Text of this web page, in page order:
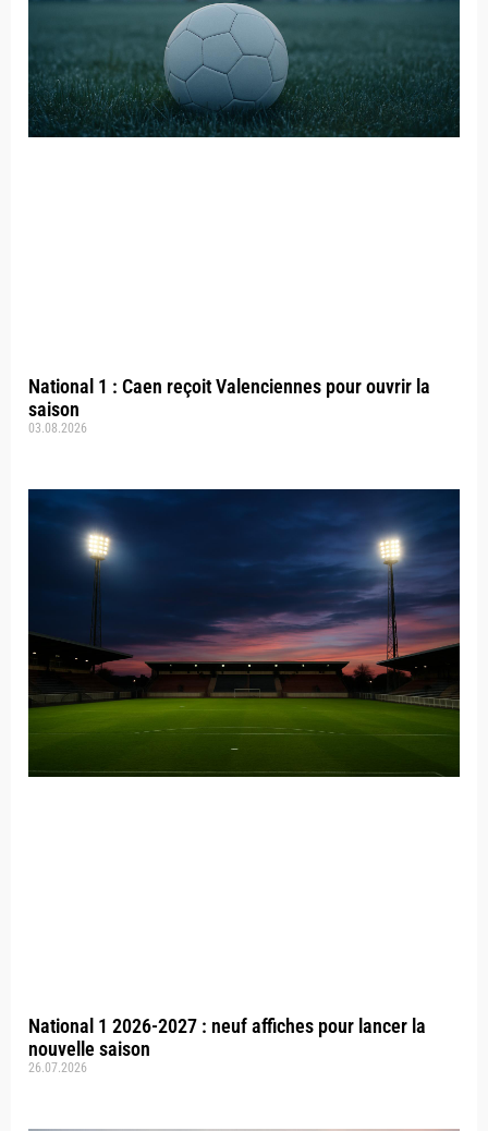
National 1 : Caen reçoit Valenciennes pour ouvrir la
saison
03.08.2026
National 1 2026-2027 : neuf affiches pour lancer la
nouvelle saison
26.07.2026